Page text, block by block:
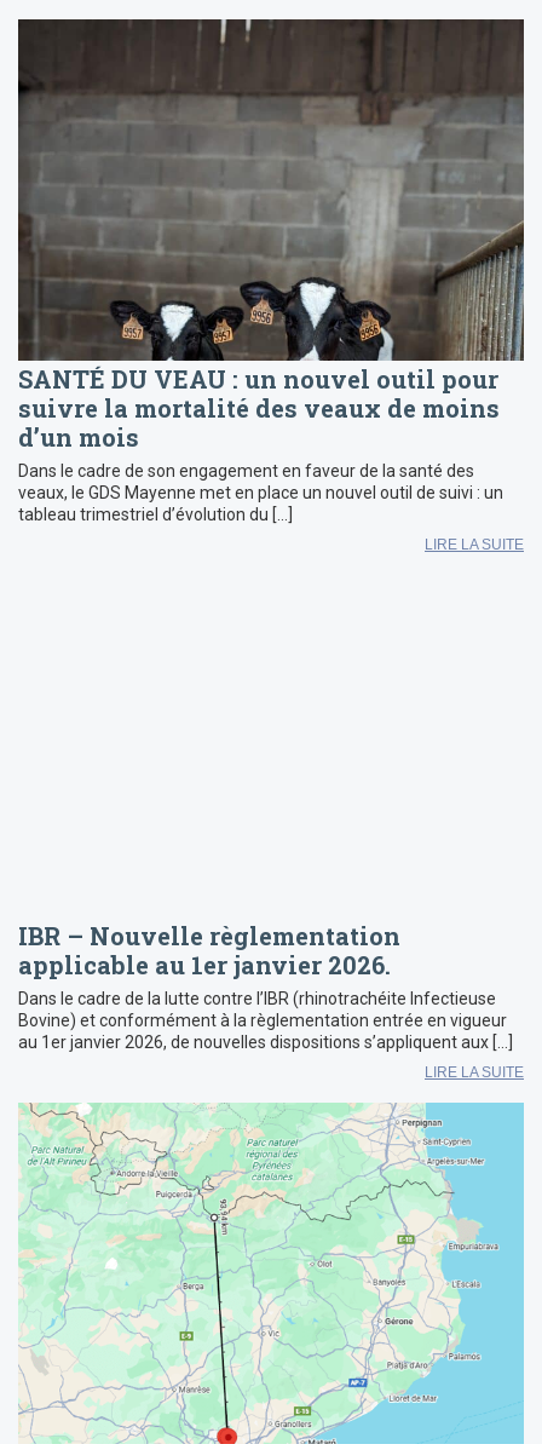
SANTÉ DU VEAU : un nouvel outil pour
suivre la mortalité des veaux de moins
d’un mois
Dans le cadre de son engagement en faveur de la santé des
veaux, le GDS Mayenne met en place un nouvel outil de suivi : un
tableau trimestriel d’évolution du […]
LIRE LA SUITE
IBR – Nouvelle règlementation
applicable au 1er janvier 2026.
Dans le cadre de la lutte contre l’IBR (rhinotrachéite Infectieuse
Bovine) et conformément à la règlementation entrée en vigueur
au 1er janvier 2026, de nouvelles dispositions s’appliquent aux […]
LIRE LA SUITE